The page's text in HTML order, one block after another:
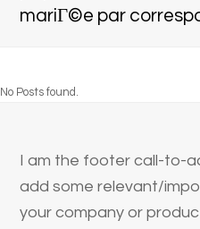
mariГ©e par
No Posts found.
I am the footer call-to-
add some relevant/
your company or